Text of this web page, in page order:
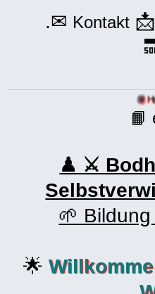
.✉ Kontakt
https://
📙
♟ ⚔
🌱
🌟